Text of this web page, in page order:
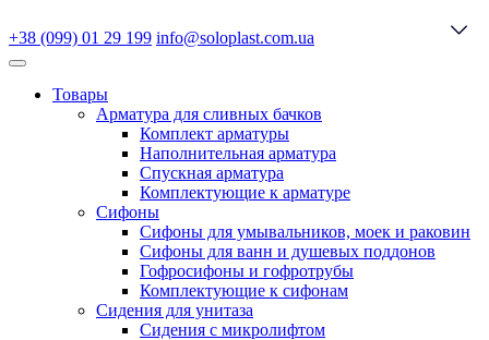
+38 (099) 01 29 199 info@soloplast.com.ua
Товары
Арматура для сливных бачков
Комплект арматуры
Наполнительная арматура
Спускная арматура
Комплектующие к арматуре
Сифоны
Сифоны для умывальников, моек и раковин
Сифоны для ванн и душевых поддонов
Гофросифоны и гофротрубы
Комплектующие к сифонам
Сидения для унитаза
Сидения с микролифтом